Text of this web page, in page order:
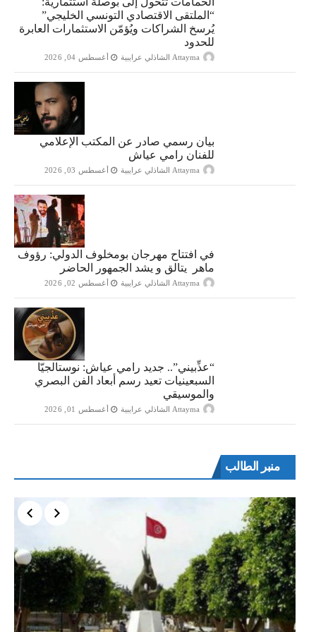
“الملتقى الاقتصادي التونسي الخليجي”
يُرسخ الشراكات ويُؤمّن الاستثمارات العابرة
للحدود
Attayma الشاذلي عرايبية أغسطس 04, 2026
بيان رسمي صادر عن المكتب الإعلامي
للفنان رامي عياش
Attayma الشاذلي عرايبية أغسطس 03, 2026
في افتتاح مهرجان بومخلوف الدولي: رؤوف
ماهر يتالق و يشد الجمهور الحاضر
Attayma الشاذلي عرايبية أغسطس 02, 2026
“​عذِّبيني”.. جديد رامي عياش: نوستالجيّا
السبعينيات تعيد رسم أبعاد الفن البصري
والموسيقي
Attayma الشاذلي عرايبية أغسطس 01, 2026
منبر الطالب